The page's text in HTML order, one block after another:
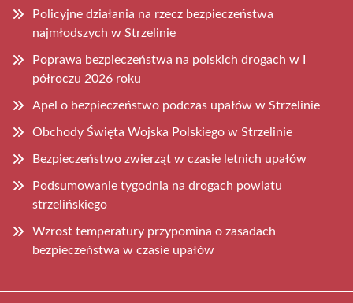
Policyjne działania na rzecz bezpieczeństwa
najmłodszych w Strzelinie
Poprawa bezpieczeństwa na polskich drogach w I
półroczu 2026 roku
Apel o bezpieczeństwo podczas upałów w Strzelinie
Obchody Święta Wojska Polskiego w Strzelinie
Bezpieczeństwo zwierząt w czasie letnich upałów
Podsumowanie tygodnia na drogach powiatu
strzelińskiego
Wzrost temperatury przypomina o zasadach
bezpieczeństwa w czasie upałów